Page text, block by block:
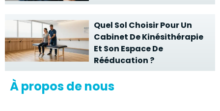
Quel Sol Choisir Pour Un
Cabinet De Kinésithérapie
Et Son Espace De
Rééducation ?
À propos de nous